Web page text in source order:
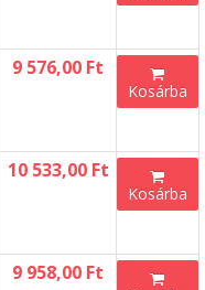
9 576,00 Ft
Kosárba
10 533,00 Ft
Kosárba
9 958,00 Ft